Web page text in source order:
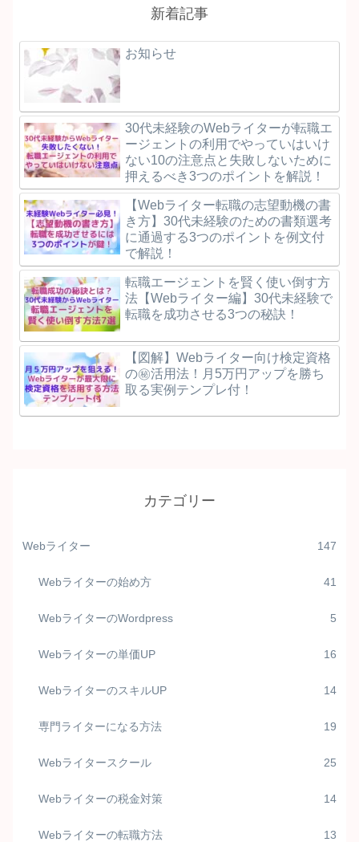
新着記事
お知らせ
30代未経験のWebライターが転職エ
ージェントの利用でやっていはいけ
ない10の注意点と失敗しないために
押えるべき3つのポイントを解説！
【Webライター転職の志望動機の書
き方】30代未経験のための書類選考
に通過する3つのポイントを例文付
で解説！
転職エージェントを賢く使い倒す方
法【Webライター編】30代未経験で
転職を成功させる3つの秘訣！
【図解】Webライター向け検定資格
の㊙活用法！月5万円アップを勝ち
取る実例テンプレ付！
カテゴリー
Webライター 147
Webライターの始め方 41
WebライターのWordpress 5
Webライターの単価UP 16
WebライターのスキルUP 14
専門ライターになる方法 19
Webライタースクール 25
Webライターの税金対策 14
Webライターの転職方法 13